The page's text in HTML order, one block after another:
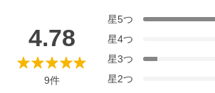
4.78
9件
星5つ
星4つ
星3つ
星2つ